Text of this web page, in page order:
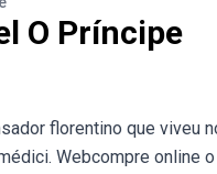
O Príncipe
florentino que viveu
Webcompre online